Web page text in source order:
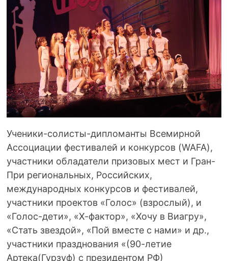
Ученики-солисты-дипломанты Всемирной
Ассоциации фестивалей и конкурсов (WAFA),
участники обладатели призовых мест и Гран-
При региональных, Российских,
международных конкурсов и фестивалей,
участники проектов «Голос» (взрослый), и
«Голос-дети», «Х-фактор», «Хочу в Виагру»,
«Стать звездой», «Пой вместе с нами» и др.,
участники празднования «(90-летие
Артека(Гурзуф) с президентом РФ)